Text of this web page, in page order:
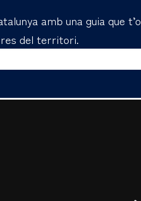
amb una guia
del territori.